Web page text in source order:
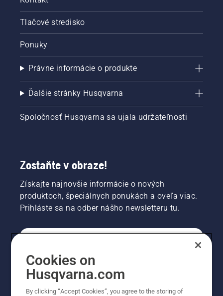
Tlačové stredisko
Ponuky
Právne informácie o produkte
Ďalšie stránky Husqvarna
Spoločnosť Husqvarna sa ujala udržateľnosti
Zostaňte v obraze!
Získajte najnovšie informácie o nových
produktoch, špeciálnych ponukách a oveľa viac.
Prihláste sa na odber nášho newsletteru tu.
PROFESIONÁLNE
Cookies on
Husqvarna.com
By clicking “Accept Cookies”, you agree to the storing of